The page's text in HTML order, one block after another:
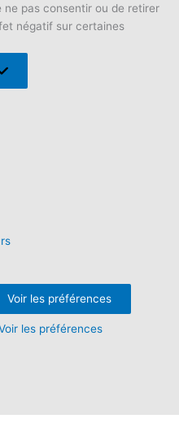
ne pas consentir ou de retirer
négatif sur certaines
Voir les préférences
les préférences